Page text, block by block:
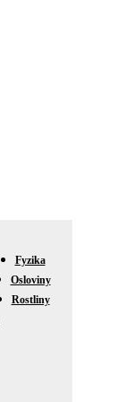
Fyzika
Osloviny
Rostliny